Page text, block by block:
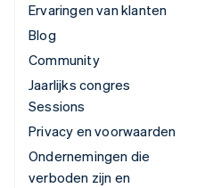
Ervaringen van klanten
Blog
Community
Jaarlijks congres
Sessions
Privacy en voorwaarden
Ondernemingen die
verboden zijn en